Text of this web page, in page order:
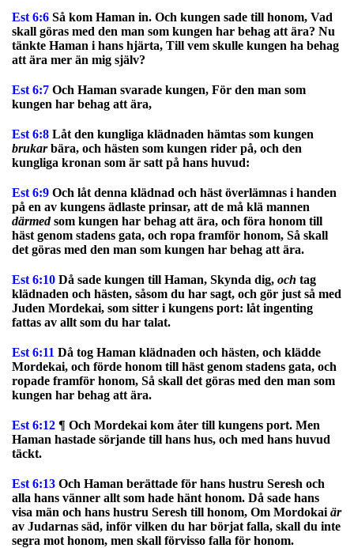
Est 6:6 Så kom Haman in. Och kungen sade till honom, Vad
skall göras med den man som kungen har behag att ära? Nu
tänkte Haman i hans hjärta, Till vem skulle kungen ha behag
att ära mer än mig själv?
Est 6:7 Och Haman svarade kungen, För den man som
kungen har behag att ära,
Est 6:8 Låt den kungliga klädnaden hämtas som kungen
brukarbära, och hästen som kungen rider på, och den
kungliga kronan som är satt på hans huvud:
Est 6:9 Och låt denna klädnad och häst överlämnas i handen
på en av kungens ädlaste prinsar, att de må klä mannen
därmedsom kungen har behag att ära, och föra honom till
häst genom stadens gata, och ropa framför honom, Så skall
det göras med den man som kungen har behag att ära.
Est 6:10 Då sade kungen till Haman, Skynda dig, och tag
klädnaden och hästen, såsom du har sagt, och gör just så med
Juden Mordekai, som sitter i kungens port: låt ingenting
fattas av allt som du har talat.
Est 6:11 Då tog Haman klädnaden och hästen, och klädde
Mordekai, och förde honom till häst genom stadens gata, och
ropade framför honom, Så skall det göras med den man som
kungen har behag att ära.
Est 6:12 ¶ Och Mordekai kom åter till kungens port. Men
Haman hastade sörjande till hans hus, och med hans huvud
täckt.
Est 6:13 Och Haman berättade för hans hustru Seresh och
alla hans vänner allt som hade hänt honom. Då sade hans
visa män och hans hustru Seresh till honom, Om Mordokai är
av Judarnas säd, inför vilken du har börjat falla, skall du inte
segra mot honom, men skall förvisso falla för honom.